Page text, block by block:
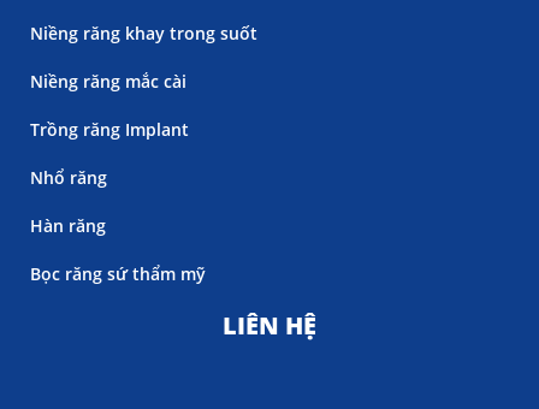
Niềng răng khay trong suốt
Niềng răng mắc cài
Trồng răng Implant
Nhổ răng
Hàn răng
Bọc răng sứ thẩm mỹ
LIÊN HỆ